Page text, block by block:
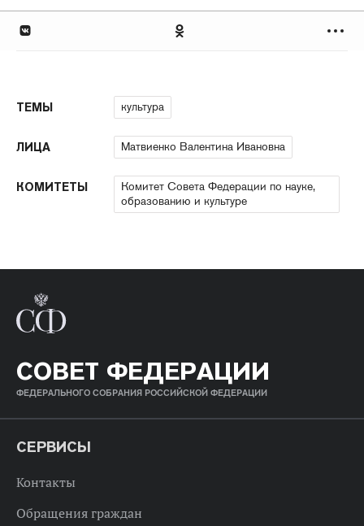
ТЕМЫ культура
ЛИЦА Матвиенко Валентина Ивановна
КОМИТЕТЫ
Комитет Совета Федерации по науке,
образованию и культуре
СОВЕТ ФЕДЕРАЦИИ
ФЕДЕРАЛЬНОГО СОБРАНИЯ РОССИЙСКОЙ ФЕДЕРАЦИИ
СЕРВИСЫ
Контакты
Обращения граждан